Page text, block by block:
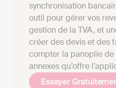
synchronisation
outil pour gérer vos
gestion de la TVA, et
créer des devis et des
compter la panoplie
annexes qu’offre
Essayer